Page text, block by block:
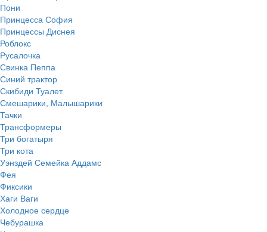
Пони
Принцесса София
Принцессы Диснея
Роблокс
Русалочка
Свинка Пеппа
Синий трактор
Скибиди Туалет
Смешарики, Малышарики
Тачки
Трансформеры
Три богатыря
Три кота
Уэнздей Семейка Аддамс
Фея
Фиксики
Хаги Ваги
Холодное сердце
Чебурашка